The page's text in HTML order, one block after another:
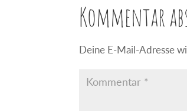
Kommentar
Deine E-Mail-Adresse